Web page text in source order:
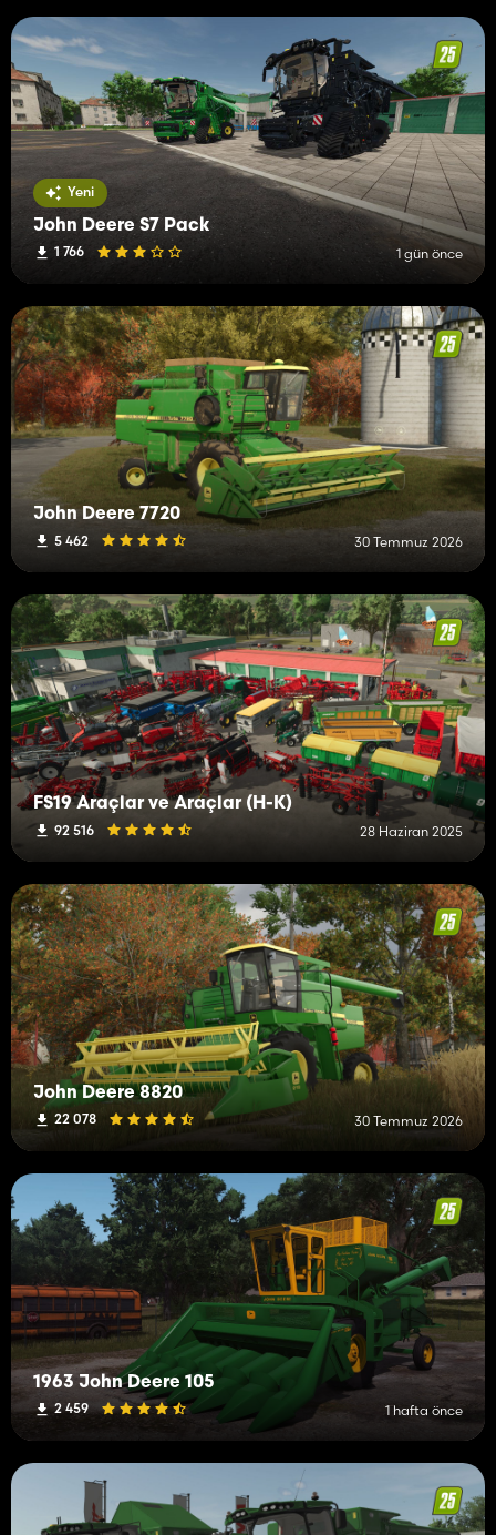
Yeni
John Deere S7 Pack
1 766 1 gün önce
John Deere 7720
5 462 30 Temmuz 2026
FS19 Araçlar ve Araçlar (H-K)
92 516 28 Haziran 2025
John Deere 8820
22 078 30 Temmuz 2026
1963 John Deere 105
2 459 1 hafta önce